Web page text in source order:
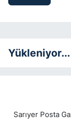
Yükleniyor...
Sarıyer Posta